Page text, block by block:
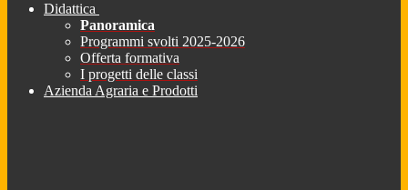
Didattica
Panoramica
Programmi svolti 2025-2026
Offerta formativa
I progetti delle classi
Azienda Agraria e Prodotti